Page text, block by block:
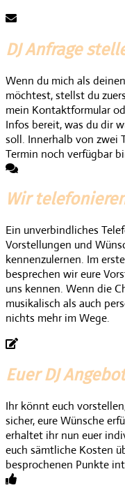
DJ Anfrage
Wenn du mich als
möchtest, stellst du
mein Kontaktformular
Infos bereit, was du dir
soll. Innerhalb von zwei
Termin noch verfügbar
Wir
Ein unverbindliches
Vorstellungen und
kennenzulernen. Im
besprechen wir eure
uns kennen. Wenn die
musikalisch als auch
nichts mehr im Wege.
Euer DJ Angebot
Ihr könnt euch
sicher, eure Wünsche
erhaltet ihr nun euer
euch sämtliche Kosten
besprochenen Punkte